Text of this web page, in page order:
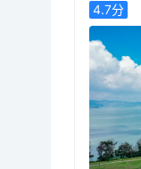
4.7分